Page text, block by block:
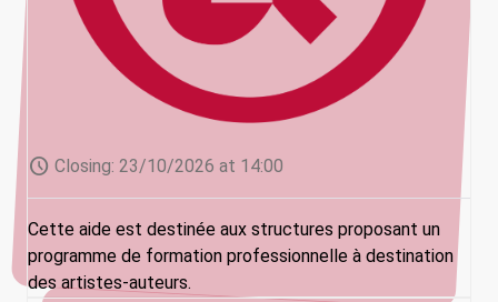
schedule Closing: 23/10/2026 at 14:00
Cette aide est destinée aux structures proposant un
programme de formation professionnelle à destination
des artistes-auteurs.